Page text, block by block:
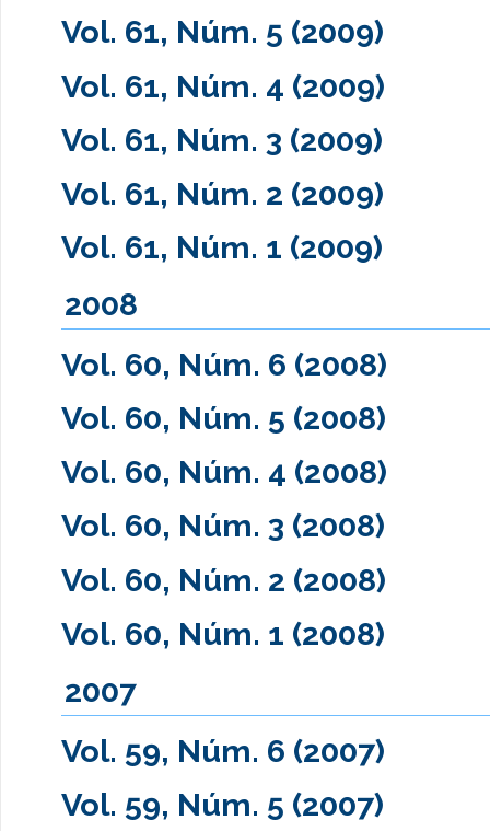
Vol. 61, Núm. 5 (2009)
Vol. 61, Núm. 4 (2009)
Vol. 61, Núm. 3 (2009)
Vol. 61, Núm. 2 (2009)
Vol. 61, Núm. 1 (2009)
2008
Vol. 60, Núm. 6 (2008)
Vol. 60, Núm. 5 (2008)
Vol. 60, Núm. 4 (2008)
Vol. 60, Núm. 3 (2008)
Vol. 60, Núm. 2 (2008)
Vol. 60, Núm. 1 (2008)
2007
Vol. 59, Núm. 6 (2007)
Vol. 59, Núm. 5 (2007)